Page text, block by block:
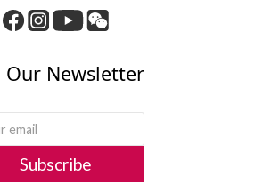
Our Newsletter
Subscribe